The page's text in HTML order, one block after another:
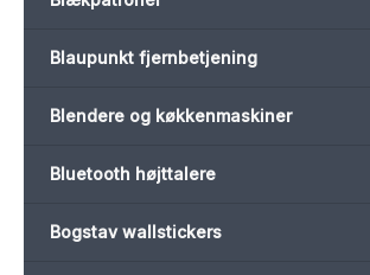
Blaupunkt fjernbetjening
Blendere og køkkenmaskiner
Bluetooth højttalere
Bogstav wallstickers